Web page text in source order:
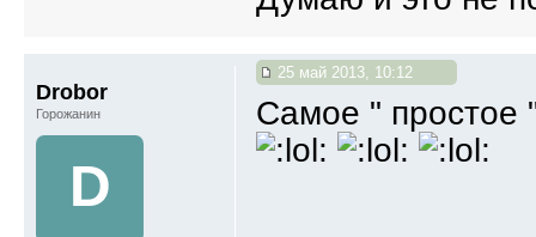
25 май 2013, 10:12
Самое " простое
Drobor
Горожанин
D